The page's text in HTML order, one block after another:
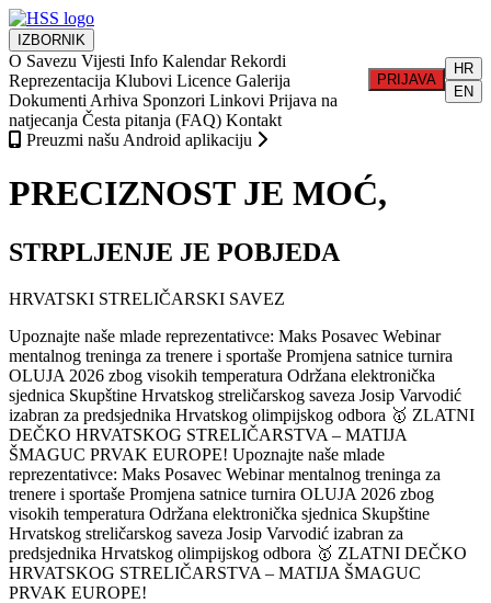
IZBORNIK
O Savezu Vijesti Info Kalendar Rekordi
Reprezentacija Klubovi Licence Galerija
Dokumenti Arhiva Sponzori Linkovi Prijava na
natjecanja Česta pitanja (FAQ) Kontakt
PRIJAVA
HR
EN
Preuzmi našu Android aplikaciju
PRECIZNOST JE MOĆ,
STRPLJENJE JE POBJEDA
HRVATSKI STRELIČARSKI SAVEZ
Upoznajte naše mlade reprezentativce: Maks Posavec Webinar
mentalnog treninga za trenere i sportaše Promjena satnice turnira
OLUJA 2026 zbog visokih temperatura Održana elektronička
sjednica Skupštine Hrvatskog streličarskog saveza Josip Varvodić
izabran za predsjednika Hrvatskog olimpijskog odbora 🥇 ZLATNI
DEČKO HRVATSKOG STRELIČARSTVA – MATIJA
ŠMAGUC PRVAK EUROPE! Upoznajte naše mlade
reprezentativce: Maks Posavec Webinar mentalnog treninga za
trenere i sportaše Promjena satnice turnira OLUJA 2026 zbog
visokih temperatura Održana elektronička sjednica Skupštine
Hrvatskog streličarskog saveza Josip Varvodić izabran za
predsjednika Hrvatskog olimpijskog odbora 🥇 ZLATNI DEČKO
HRVATSKOG STRELIČARSTVA – MATIJA ŠMAGUC
PRVAK EUROPE!